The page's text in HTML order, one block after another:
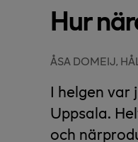
Hur
ÅSA DOMEIJ,
I helgen var
Uppsala.
och